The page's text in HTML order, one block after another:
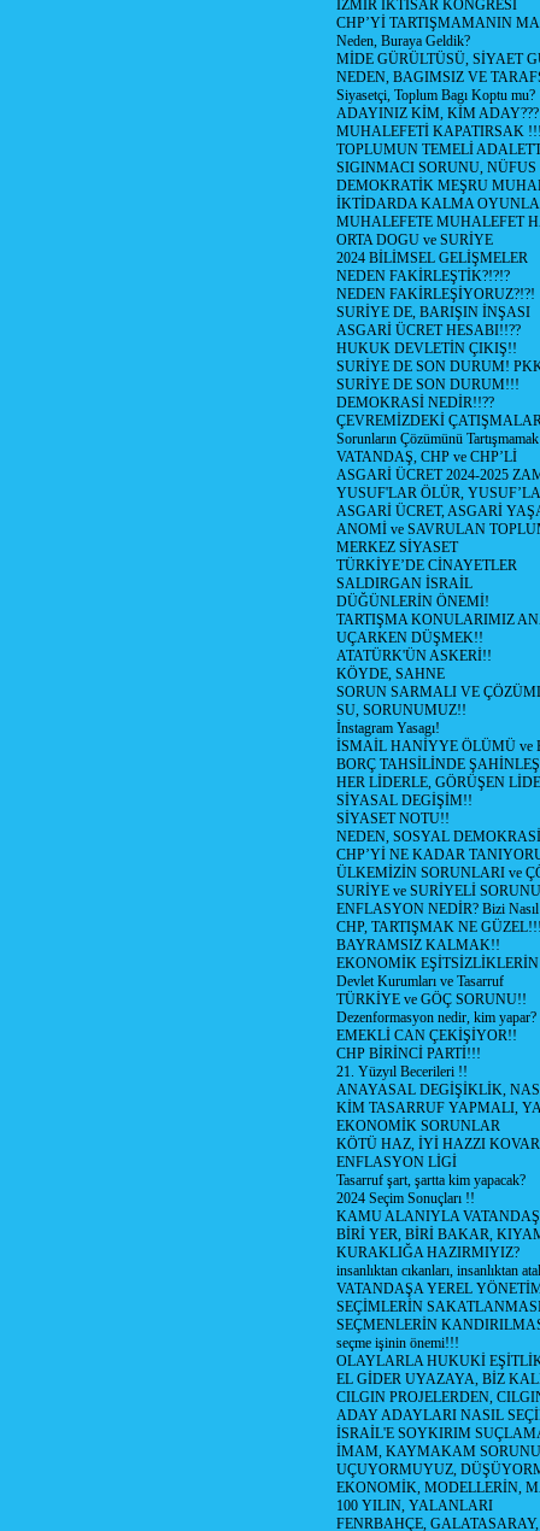
İZMİR İKTİSAR KONGRESİ
CHP’Yİ TARTIŞMAMANIN
Neden, Buraya Geldik?
MİDE GÜRÜLTÜSÜ, SİYAET
NEDEN, BAGIMSIZ VE
Siyasetçi, Toplum Bagı Koptu mu?
ADAYINIZ KİM, KİM ADAY???
MUHALEFETİ KAPATIRSAK
TOPLUMUN TEMELİ
SIGINMACI SORUNU,
DEMOKRATİK MEŞRU
İKTİDARDA KALMA
MUHALEFETE MUHALEFET
ORTA DOGU ve SURİYE
2024 BİLİMSEL GELİŞMELER
NEDEN FAKİRLEŞTİK?!?!?
NEDEN FAKİRLEŞİYORUZ?!?!
SURİYE DE, BARIŞIN İNŞASI
ASGARİ ÜCRET HESABI!!??
HUKUK DEVLETİN ÇIKIŞ!!
SURİYE DE SON DURUM!
SURİYE DE SON DURUM!!!
DEMOKRASİ NEDİR!!??
ÇEVREMİZDEKİ
Sorunların Çözümünü
VATANDAŞ, CHP ve CHP’Lİ
ASGARİ ÜCRET 2024-2025
YUSUF'LAR ÖLÜR,
ASGARİ ÜCRET, ASGARİ
ANOMİ ve SAVRULAN
MERKEZ SİYASET
TÜRKİYE’DE CİNAYETLER
SALDIRGAN İSRAİL
DÜĞÜNLERİN ÖNEMİ!
TARTIŞMA KONULARIMIZ
UÇARKEN DÜŞMEK!!
ATATÜRK'ÜN ASKERİ!!
KÖYDE, SAHNE
SORUN SARMALI VE
SU, SORUNUMUZ!!
İnstagram Yasagı!
İSMAİL HANİYYE ÖLÜMÜ ve
BORÇ TAHSİLİNDE
HER LİDERLE, GÖRÜŞEN
SİYASAL DEGİŞİM!!
SİYASET NOTU!!
NEDEN, SOSYAL
CHP’Yİ NE KADAR
ÜLKEMİZİN SORUNLARI ve
SURİYE ve SURİYELİ
ENFLASYON NEDİR? Bizi
CHP, TARTIŞMAK NE
BAYRAMSIZ KALMAK!!
EKONOMİK
Devlet Kurumları ve Tasarruf
TÜRKİYE ve GÖÇ SORUNU!!
Dezenformasyon nedir, kim yapar?
EMEKLİ CAN ÇEKİŞİYOR!!
CHP BİRİNCİ PARTİ!!!
21. Yüzyıl Becerileri !!
ANAYASAL DEGİŞİKLİK,
KİM TASARRUF YAPMALI,
EKONOMİK SORUNLAR
KÖTÜ HAZ, İYİ HAZZI
ENFLASYON LİGİ
Tasarruf şart, şartta kim yapacak?
2024 Seçim Sonuçları !!
KAMU ALANIYLA
BİRİ YER, BİRİ BAKAR,
KURAKLIĞA HAZIRMIYIZ?
insanlıktan cıkanları, insanlıktan
VATANDAŞA YEREL
SEÇİMLERİN
SEÇMENLERİN
seçme işinin önemi!!!
OLAYLARLA HUKUKİ
EL GİDER UYAZAYA, BİZ
CILGIN PROJELERDEN,
ADAY ADAYLARI NASIL
İSRAİL'E SOYKIRIM
İMAM, KAYMAKAM SORUNU
UÇUYORMUYUZ,
EKONOMİK, MODELLERİN,
100 YILIN, YALANLARI
FENRBAHÇE,